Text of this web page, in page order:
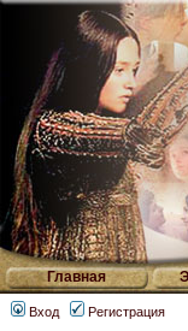
Главная
Вход Регистрация